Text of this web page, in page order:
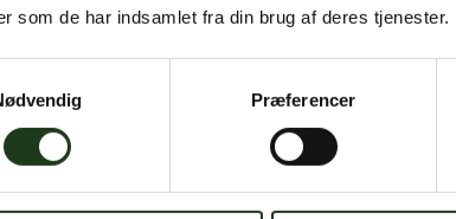
som de har indsamlet fra din brug af deres tjenester.
Præferencer
Har du
her for at hjælpe dig. Du er velkommen til at